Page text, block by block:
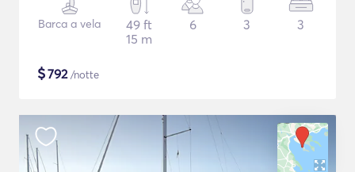
Barca a vela
49 ft
15 m
6 3 3
$792/notte